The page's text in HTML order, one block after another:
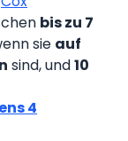
bis zu 7
sie auf
sind, und10
4